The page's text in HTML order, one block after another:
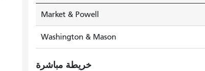
Market & Powell
Washington & Mason
خريطة مباشرة